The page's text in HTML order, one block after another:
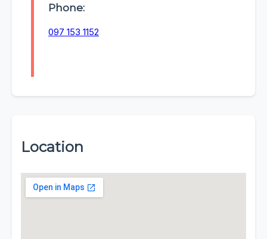
Phone:
097 153 1152
Location